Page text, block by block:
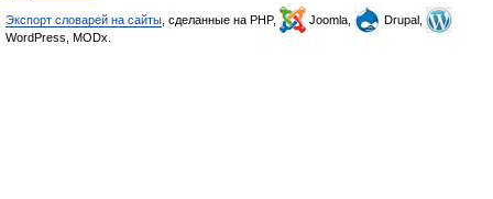
Экспорт словарей на сайты , сделанные на PHP, Joomla,
Drupal,
WordPress, MODx.